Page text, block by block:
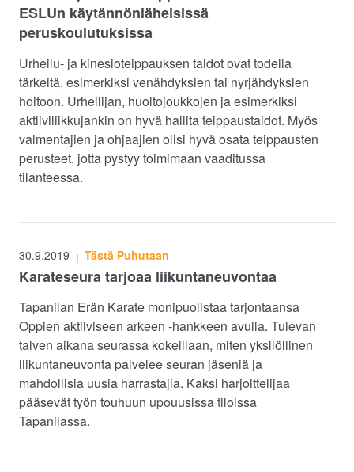
ESLUn käytännönläheisissä
peruskoulutuksissa
Urheilu- ja kinesioteippauksen taidot ovat todella
tärkeitä, esimerkiksi venähdyksien tai nyrjähdyksien
hoitoon. Urheilijan, huoltojoukkojen ja esimerkiksi
aktiiviliikkujankin on hyvä hallita teippaustaidot. Myös
valmentajien ja ohjaajien olisi hyvä osata teippausten
perusteet, jotta pystyy toimimaan vaaditussa
tilanteessa.
30.9.2019 | Tästä Puhutaan
Karateseura tarjoaa liikuntaneuvontaa
Tapanilan Erän Karate monipuolistaa tarjontaansa
Oppien aktiiviseen arkeen -hankkeen avulla. Tulevan
talven aikana seurassa kokeillaan, miten yksilöllinen
liikuntaneuvonta palvelee seuran jäseniä ja
mahdollisia uusia harrastajia. Kaksi harjoittelijaa
pääsevät työn touhuun upouusissa tiloissa
Tapanilassa.